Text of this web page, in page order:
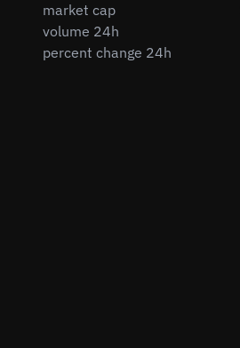
market cap
volume 24h
percent change 24h